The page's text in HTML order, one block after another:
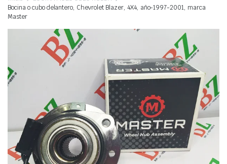
Bocina o cubo delantero, Chevrolet Blazer, 4X4, año-1997-2001, marca
Master